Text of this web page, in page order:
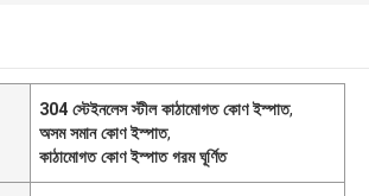
304 স্টেইনলেস স্টীল কাঠামোগত কোণ ইস্পাত,
অসম সমান কোণ ইস্পাত,
কাঠামোগত কোণ ইস্পাত গরম ঘূর্ণিত